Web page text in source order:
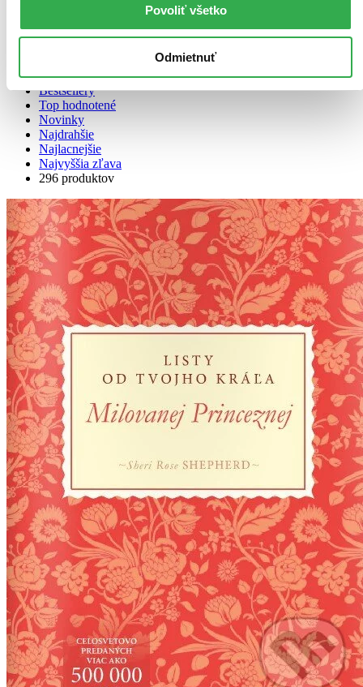
Povoliť všetko
Odmietnuť
Bestsellery
Top hodnotené
Novinky
Najdrahšie
Najlacnejšie
Najvyššia zľava
296 produktov